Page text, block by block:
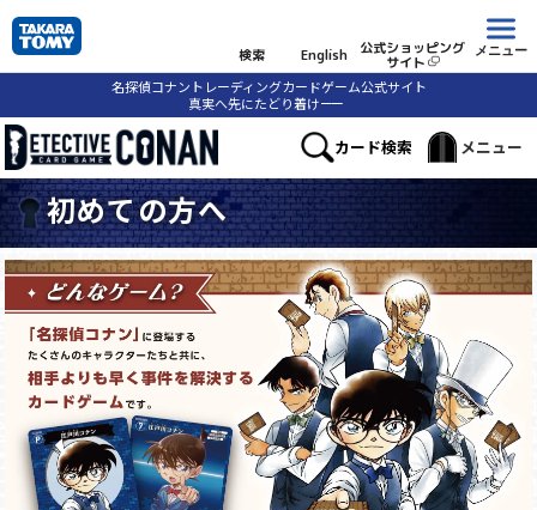
検索 English 公式ショッピング
サイト
メニュー
名探偵コナントレーディングカードゲーム公式サイト
真実へ先にたどり着けーー
カード検索 メニュー
初めての方へ